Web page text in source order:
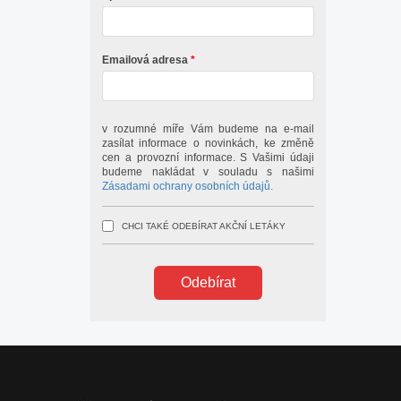
Emailová adresa
v rozumné míře Vám budeme na e-mail
zasílat informace o novinkách, ke změně
cen a provozní informace. S Vašimi údaji
budeme nakládat v souladu s našimi
Zásadami ochrany osobních údajů.
CHCI TAKÉ ODEBÍRAT AKČNÍ LETÁKY
Odebírat